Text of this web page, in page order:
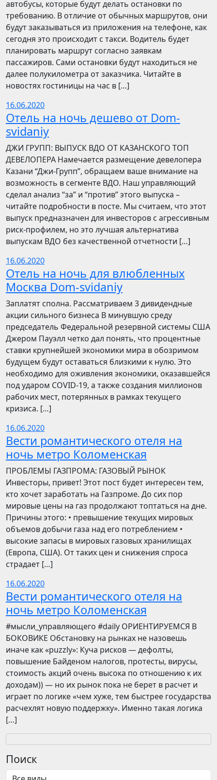
автобусы, которые будут делать остановки по
требованию. В отличие от обычных маршрутов, они
будут заказываться из приложения на телефоне, как
сегодня это происходит с такси. Водитель будет
планировать маршрут согласно заявкам
пассажиров. Сами остановки будут находиться не
далее полукилометра от заказчика. Читайте в
новостях гостиницы на час в […]
16.06.2020
Отель на ночь дешево от Dom-
svidaniy
​​ДЖИ ГРУПП: ВЫПУСК ВДО ОТ КАЗАНСКОГО ТОП
ДЕВЕЛОПЕРА Намечается размещение девелопера
Казани “Джи-Групп”, обращаем ваше внимание на
возможность в сегменте ВДО. Наш управляющий
сделал анализ “за” и “против” этого выпуска –
читайте подробности в посте. Мы считаем, что этот
выпуск предназначен для инвесторов с агрессивным
риск-профилем, но это лучшая альтернатива
выпускам ВДО без качественной отчетности […]
16.06.2020
Отель на ночь для влюбленных
Москва Dom-svidaniy
Заплатят сполна. Рассматриваем 3 дивидендные
акции сильного бизнеса В минувшую среду
председатель Федеральной резервной системы США
Джером Пауэлл четко дал понять, что процентные
ставки крупнейшей экономики мира в обозримом
будущем будут оставаться близкими к нулю. Это
необходимо для оживления экономики, оказавшейся
под ударом COVID-19, а также создания миллионов
рабочих мест, потерянных в рамках текущего
кризиса. […]
16.06.2020
Вести романтического отеля на
ночь метро Коломенская
ПРОБЛЕМЫ ГАЗПРОМА: ГАЗОВЫЙ РЫНОК
Инвесторы, привет! Этот пост будет интересен тем,
кто хочет заработать на Газпроме. До сих пор
мировые цены на газ продолжают топтаться на дне.
Причины этого: • превышение текущих мировых
объемов добычи газа над его потреблением •
высокие запасы в мировых газовых хранилищах
(Европа, США). От таких цен и снижения спроса
страдает […]
16.06.2020
Вести романтического отеля на
ночь метро Коломенская
​​#мысли_управляющего #daily ОРИЕНТИРУЕМСЯ В
БОКОВИКЕ Обстановку на рынках не назовешь
иначе как «puzzly»: Куча рисков — дефолты,
повышение Байденом налогов, протесты, вирусы,
стоимость акций очень высока по отношению к их
доходам)) — но их рынок пока не берет в расчет и
играет по логике «чем хуже, тем быстрее государства
расчехлят новую поддержку». Именно такая логика
[…]
Поиск